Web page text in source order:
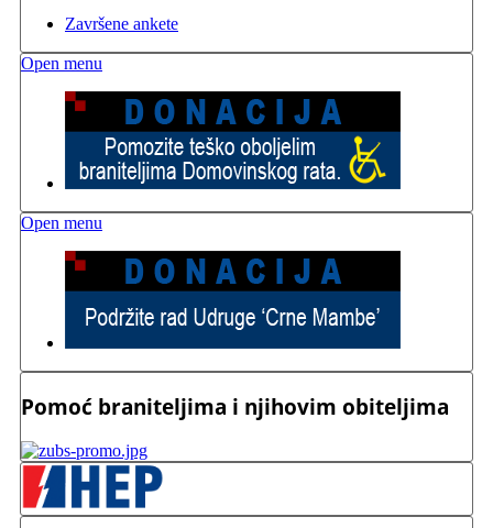
Završene ankete
Open menu
Open menu
Pomoć braniteljima i njihovim obiteljima